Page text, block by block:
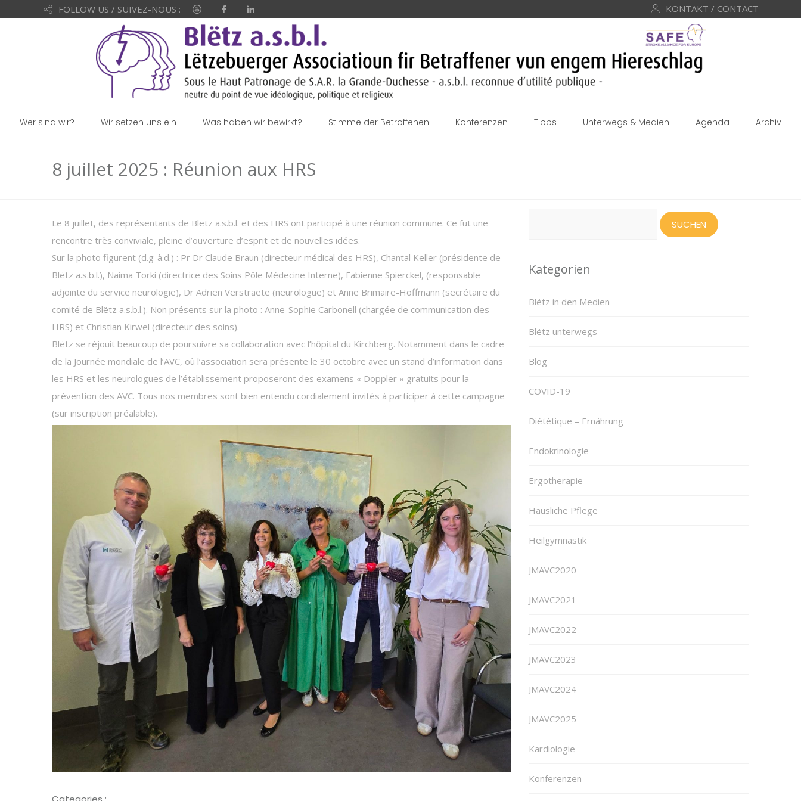
FOLLOW US / SUIVEZ-NOUS : KONTAKT / CONTACT
Wer sind wir? Wir setzen uns ein Was haben wir bewirkt? Stimme der Betroffenen Konferenzen Tipps Unterwegs & Medien Agenda Archiv
8 juillet 2025 : Réunion aux HRS
Le 8 juillet, des représentants de Blëtz a.s.b.l. et des HRS ont participé à une réunion commune. Ce fut une
rencontre très conviviale, pleine d’ouverture d’esprit et de nouvelles idées.
Sur la photo figurent (d.g-à.d.) : Pr Dr Claude Braun (directeur médical des HRS), Chantal Keller (présidente de
Blëtz a.s.b.l.), Naima Torki (directrice des Soins Pôle Médecine Interne), Fabienne Spierckel, (responsable
adjointe du service neurologie), Dr Adrien Verstraete (neurologue) et Anne Brimaire-Hoffmann (secrétaire du
comité de Blëtz a.s.b.l.). Non présents sur la photo : Anne-Sophie Carbonell (chargée de communication des
HRS) et Christian Kirwel (directeur des soins).
Blëtz se réjouit beaucoup de poursuivre sa collaboration avec l’hôpital du Kirchberg. Notamment dans le cadre
de la Journée mondiale de l’AVC, où l’association sera présente le 30 octobre avec un stand d’information dans
les HRS et les neurologues de l’établissement proposeront des examens « Doppler » gratuits pour la
prévention des AVC. Tous nos membres sont bien entendu cordialement invités à participer à cette campagne
(sur inscription préalable).
Kategorien
Blëtz in den Medien
Blëtz unterwegs
Blog
COVID-19
Diététique – Ernährung
Endokrinologie
Ergotherapie
Häusliche Pflege
Heilgymnastik
JMAVC2020
JMAVC2021
JMAVC2022
JMAVC2023
JMAVC2024
JMAVC2025
Kardiologie
Konferenzen